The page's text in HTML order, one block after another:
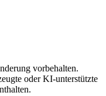
vorbehalten.
oder KI-unterstützte